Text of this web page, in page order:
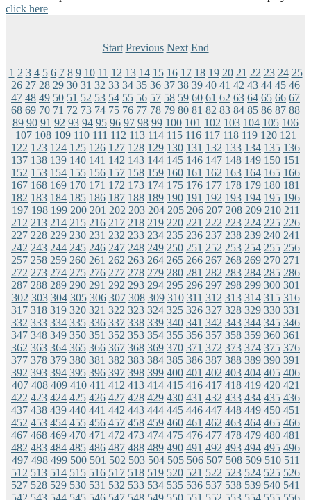
click here
Start Previous Next End
1 2 3 4 5 6 7 8 9 10 11 12 13 14 15 16 17 18 19 20 21 22 23 24 25
26 27 28 29 30 31 32 33 34 35 36 37 38 39 40 41 42 43 44 45 46
47 48 49 50 51 52 53 54 55 56 57 58 59 60 61 62 63 64 65 66 67
68 69 70 71 72 73 74 75 76 77 78 79 80 81 82 83 84 85 86 87 88
89 90 91 92 93 94 95 96 97 98 99 100 101 102 103 104 105 106
107 108 109 110 111 112 113 114 115 116 117 118 119 120 121
122 123 124 125 126 127 128 129 130 131 132 133 134 135 136
137 138 139 140 141 142 143 144 145 146 147 148 149 150 151
152 153 154 155 156 157 158 159 160 161 162 163 164 165 166
167 168 169 170 171 172 173 174 175 176 177 178 179 180 181
182 183 184 185 186 187 188 189 190 191 192 193 194 195 196
197 198 199 200 201 202 203 204 205 206 207 208 209 210 211
212 213 214 215 216 217 218 219 220 221 222 223 224 225 226
227 228 229 230 231 232 233 234 235 236 237 238 239 240 241
242 243 244 245 246 247 248 249 250 251 252 253 254 255 256
257 258 259 260 261 262 263 264 265 266 267 268 269 270 271
272 273 274 275 276 277 278 279 280 281 282 283 284 285 286
287 288 289 290 291 292 293 294 295 296 297 298 299 300 301
302 303 304 305 306 307 308 309 310 311 312 313 314 315 316
317 318 319 320 321 322 323 324 325 326 327 328 329 330 331
332 333 334 335 336 337 338 339 340 341 342 343 344 345 346
347 348 349 350 351 352 353 354 355 356 357 358 359 360 361
362 363 364 365 366 367 368 369 370 371 372 373 374 375 376
377 378 379 380 381 382 383 384 385 386 387 388 389 390 391
392 393 394 395 396 397 398 399 400 401 402 403 404 405 406
407 408 409 410 411 412 413 414 415 416 417 418 419 420 421
422 423 424 425 426 427 428 429 430 431 432 433 434 435 436
437 438 439 440 441 442 443 444 445 446 447 448 449 450 451
452 453 454 455 456 457 458 459 460 461 462 463 464 465 466
467 468 469 470 471 472 473 474 475 476 477 478 479 480 481
482 483 484 485 486 487 488 489 490 491 492 493 494 495 496
497 498 499 500 501 502 503 504 505 506 507 508 509 510 511
512 513 514 515 516 517 518 519 520 521 522 523 524 525 526
527 528 529 530 531 532 533 534 535 536 537 538 539 540 541
542 543 544 545 546 547 548 549 550 551 552 553 554 555 556